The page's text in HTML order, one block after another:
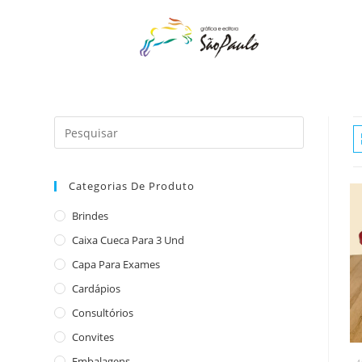
Categorias De Produto
Brindes
Caixa Cueca Para 3 Und
Capa Para Exames
Cardápios
Consultórios
Convites